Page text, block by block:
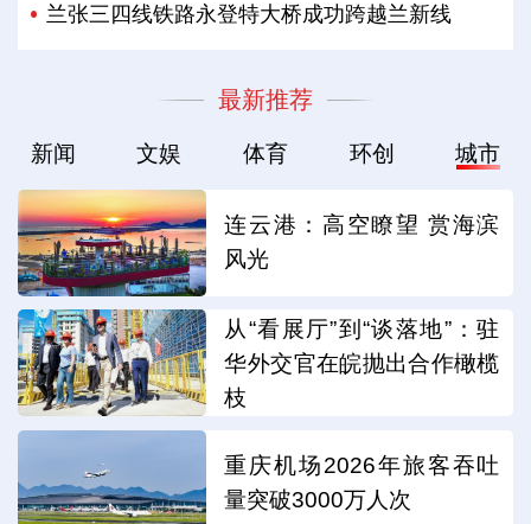
兰张三四线铁路永登特大桥成功跨越兰新线
最新推荐
新闻 文娱 体育 环创 城市
连云港：高空瞭望 赏海滨
风光
从“看展厅”到“谈落地”：驻
华外交官在皖抛出合作橄榄
枝
重庆机场2026年旅客吞吐
量突破3000万人次